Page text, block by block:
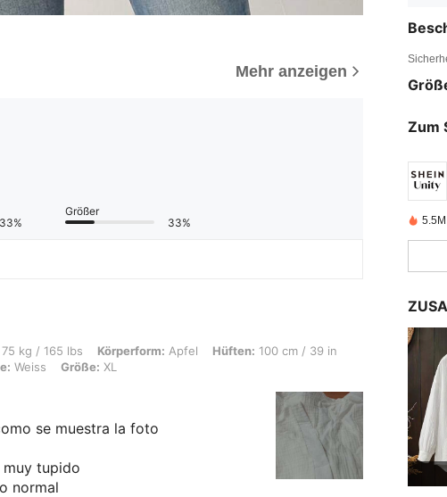
Mehr anzeigen
33%
Größer
33%
Körperform: Apfel, Hüften: 100 cm / 39 in, Taille: 100 cm / 39 in, Brust: 100 cm / 39 in,
75 kg / 165 lbs Körperform: Apfel Hüften: 100 cm / 39 in
Weiss Größe: XL
se muestra la foto
tupido
normal
Zum